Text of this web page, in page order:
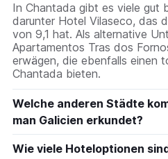
In Chantada gibt es viele gut
darunter Hotel Vilaseco, das
von 9,1 hat. Als alternative
Apartamentos Tras dos
erwägen, die ebenfalls einen
Chantada bieten.
Welche anderen Städte
man Galicien erkundet?
Wie viele Hoteloptionen